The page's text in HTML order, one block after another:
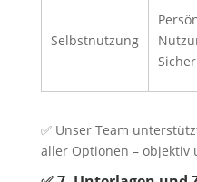
Selbstnutzung
✅ Unser Team
aller Optionen – objektiv